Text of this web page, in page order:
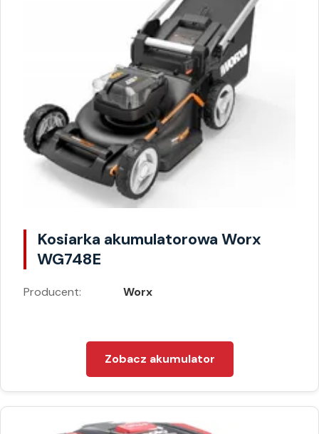
Kosiarka akumulatorowa Worx
WG748E
Producent: Worx
Zobacz akumulator